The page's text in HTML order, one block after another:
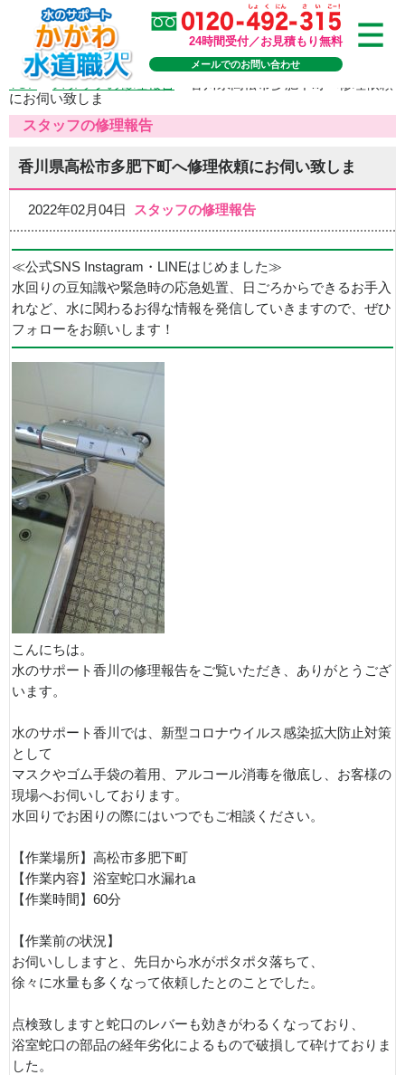
24時間受付／お見積もり無料
メールでのお問い合わせ
TOP>スタッフの修理報告
にお伺い致しま
スタッフの修理報告
香川県高松市多肥下町へ修理依頼にお伺い致しま
2022年02月04日 スタッフの修理報告
≪公式SNS Instagram・LINEはじめました≫
水回りの豆知識や緊急時の応急処置、日ごろからできるお手入
れなど、水に関わるお得な情報を発信していきますので、ぜひ
フォローをお願いします！
こんにちは。
水のサポート香川の修理報告をご覧いただき、ありがとうござ
います。
水のサポート香川では、新型コロナウイルス感染拡大防止対策
として
マスクやゴム手袋の着用、アルコール消毒を徹底し、お客様の
現場へお伺いしております。
水回りでお困りの際にはいつでもご相談ください。
【作業場所】高松市多肥下町
【作業内容】浴室蛇口水漏れa
【作業時間】60分
【作業前の状況】
お伺いししますと、先日から水がポタポタ落ちて、
徐々に水量も多くなって依頼したとのことでした。
点検致しますと蛇口のレバーも効きがわるくなっており、
浴室蛇口の部品の経年劣化によるもので破損して砕けておりま
した。